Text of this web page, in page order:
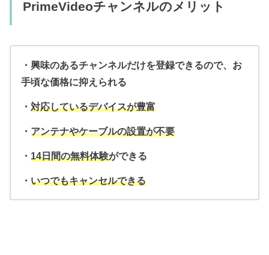
PrimeVideoチャンネルのメリット
・興味のあるチャンネルだけを登録できるので、 お
手頃な価格に抑えられる
・対応しているデバイスが豊富
・アンテナやケーブルの設置が不要
・14日間の無料体験ができる
・いつでもキャンセルできる